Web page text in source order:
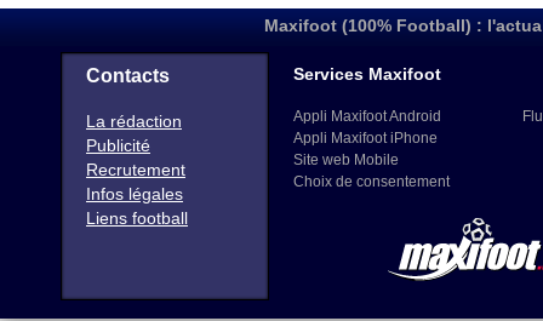
Maxifoot (100% Football) :
Contacts
La rédaction
Publicité
Recrutement
Infos légales
Liens football
Services Maxifoot
Appli Maxifoot Android
Appli Maxifoot iPhone
Site web Mobile
Choix de consentement